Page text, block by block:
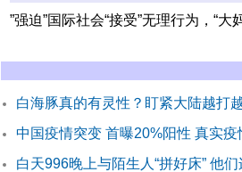
”强迫”国际社会“接受”无理行为，“大妈
白海豚真的有灵性？盯紧大陆越打
中国疫情突变 首曝20%阳性 真实疫
白天996晚上与陌生人“拼好床” 他